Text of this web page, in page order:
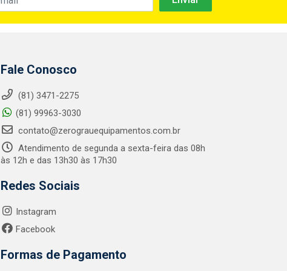
Fale Conosco
(81) 3471-2275
(81) 99963-3030
contato@zerograuequipamentos.com.br
Atendimento de segunda a sexta-feira das 08h
às 12h e das 13h30 às 17h30
Redes Sociais
Instagram
Facebook
Formas de Pagamento